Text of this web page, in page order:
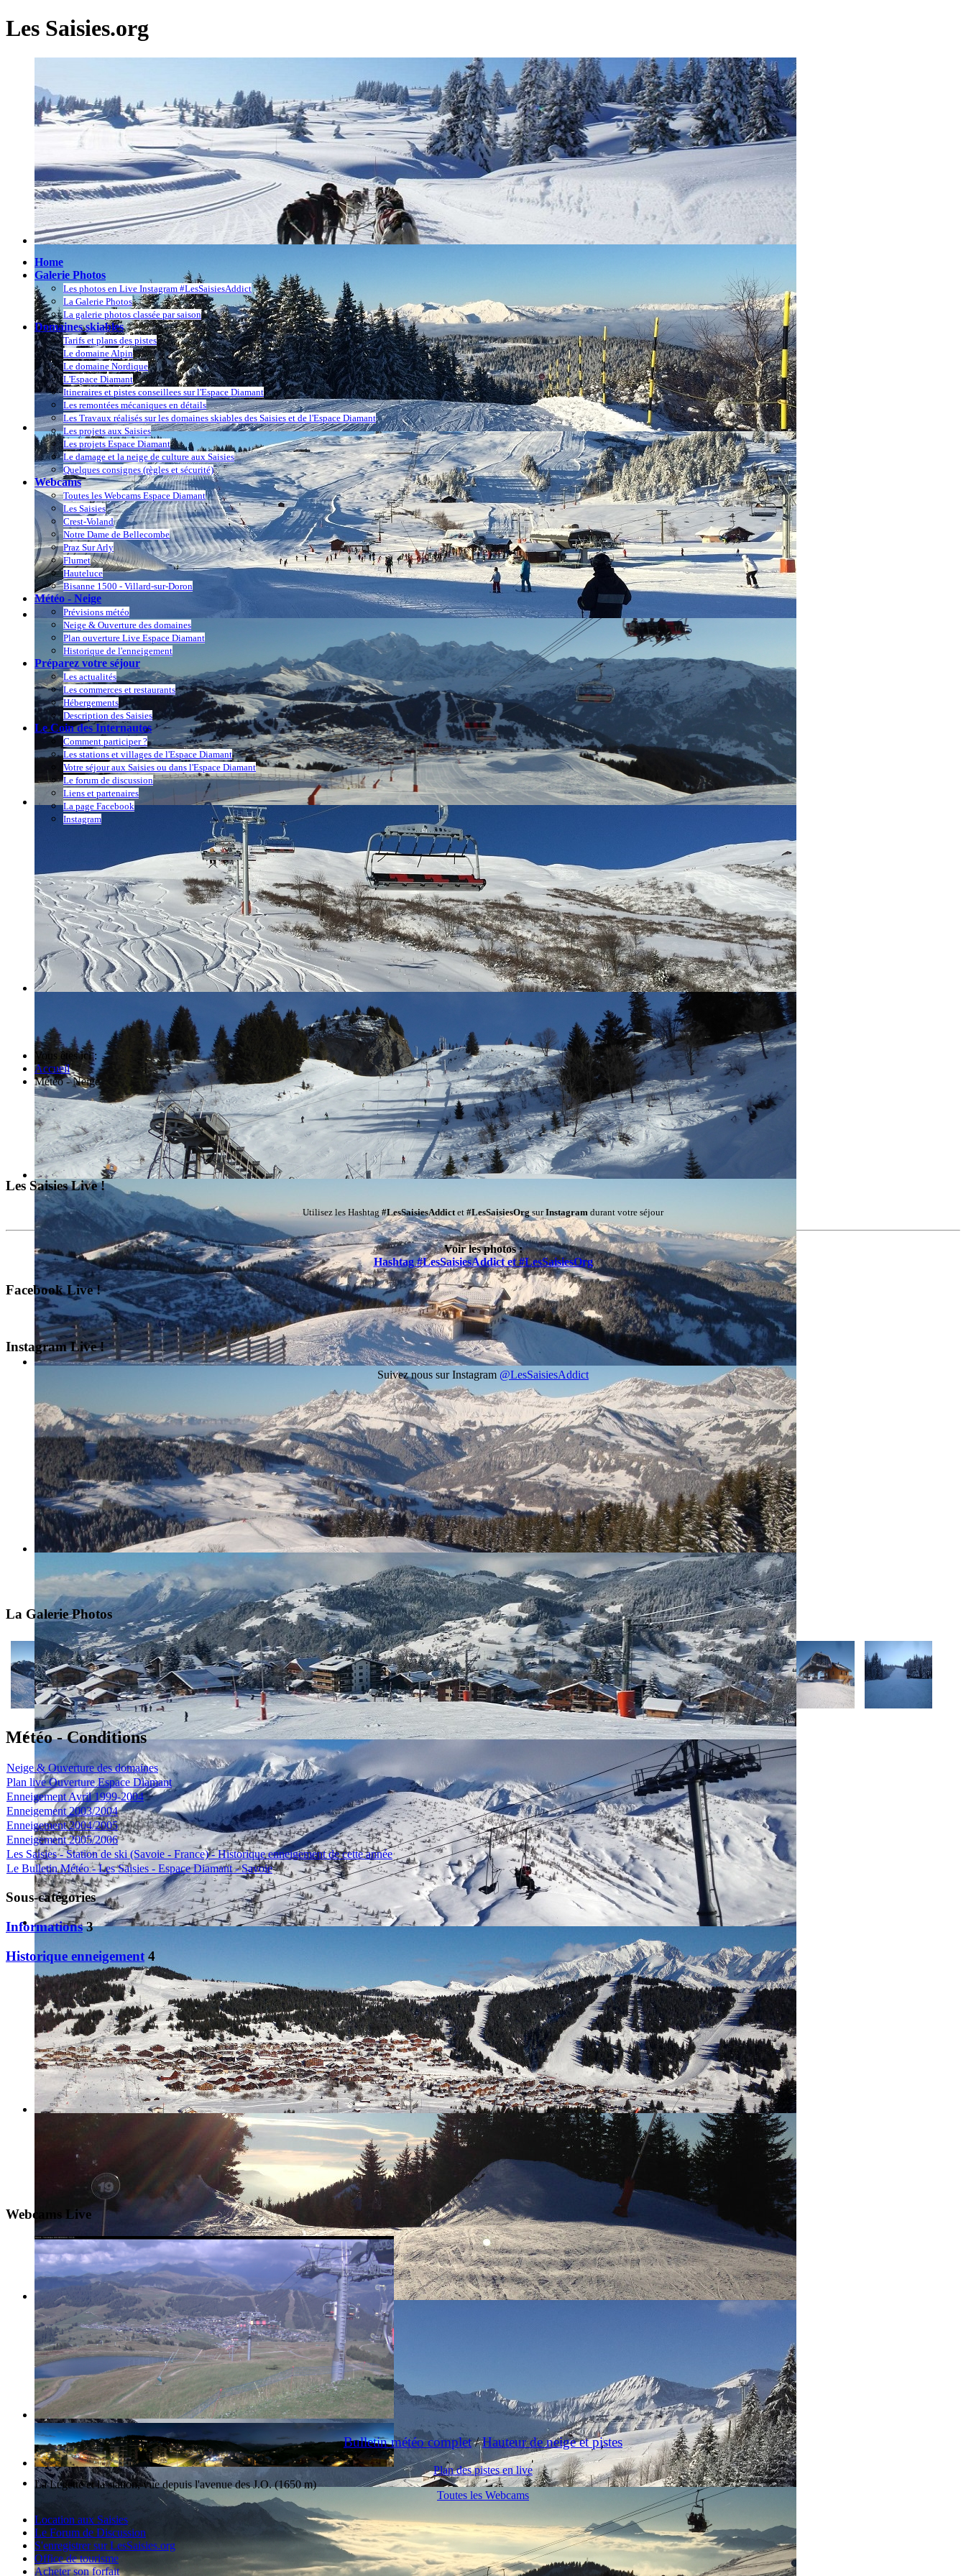
Les Saisies.org
Home
Galerie Photos
Les photos en Live Instagram #LesSaisiesAddict
La Galerie Photos
La galerie photos classée par saison
Domaines skiables
Tarifs et plans des pistes
Le domaine Alpin
Le domaine Nordique
L'Espace Diamant
Itineraires et pistes conseillees sur l'Espace Diamant
Les remontées mécaniques en détails
Les Travaux réalisés sur les domaines skiables des Saisies et de l'Espace Diamant
Les projets aux Saisies
Les projets Espace Diamant
Le damage et la neige de culture aux Saisies
Quelques consignes (règles et sécurité)
Webcams
Toutes les Webcams Espace Diamant
Les Saisies
Crest-Voland
Notre Dame de Bellecombe
Praz Sur Arly
Flumet
Hauteluce
Bisanne 1500 - Villard-sur-Doron
Météo - Neige
Prévisions météo
Neige & Ouverture des domaines
Plan ouverture Live Espace Diamant
Historique de l'enneigement
Préparez votre séjour
Les actualités
Les commerces et restaurants
Hébergements
Description des Saisies
Le Coin des Internautes
Comment participer ?
Les stations et villages de l'Espace Diamant
Votre séjour aux Saisies ou dans l'Espace Diamant
Le forum de discussion
Liens et partenaires
La page Facebook
Instagram
Vous êtes ici :
Accueil
Météo - Neige
Les Saisies Live !
Utilisez les Hashtag #LesSaisiesAddictet #LesSaisiesOrgsurInstagram durant votre séjour
Voir les photos :
Hashtag #LesSaisiesAddict et #LesSaisiesOrg
Facebook Live !
Instagram Live !
Suivez nous sur Instagram @LesSaisiesAddict
La Galerie Photos
Météo - Conditions
Neige & Ouverture des domaines
Plan live Ouverture Espace Diamant
Enneigement Avril 1999-2004
Enneigement 2003/2004
Enneigement 2004/2005
Enneigement 2005/2006
Les Saisies - Station de ski (Savoie - France) - Historique enneigement de cette année
Le Bulletin Météo - Les Saisies - Espace Diamant - Savoie
Sous-catégories
Informations 3
Historique enneigement 4
Webcams Live
La station des Saisies et le Mont-Blanc
La Légette et la station, vue depuis l'avenue des J.O. (1650 m)
Bulletin météo complet/Hauteur de neige et pistes
Plan des pistes en live
Toutes les Webcams
Location aux Saisies
Le Forum de Discussion
S'enregistrer sur LesSaisies.org
Office de tourisme
Acheter son forfait